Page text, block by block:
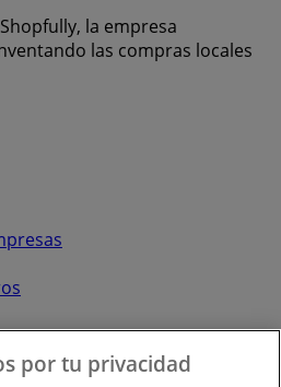
la empresa
las compras locales
por tu privacidad